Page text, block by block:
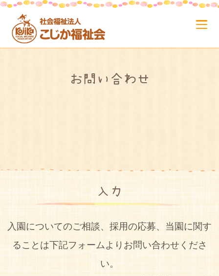
お問い合わせ
入力
入園についてのご相談、採用の応募、当園に関す
ることは下記フォームよりお問い合わせくださ
い。